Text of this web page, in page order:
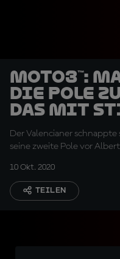
Moto3™:
die Pole
das mit
Der Valencianer
seine zweite Pole vor
10 Okt. 2020
TEILEN